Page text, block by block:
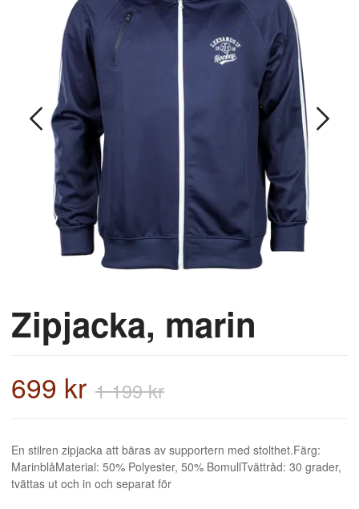
Zipjacka, marin
699 kr 1 199 kr
En stilren zipjacka att bäras av supportern med stolthet.Färg:
MarinblåMaterial: 50% Polyester, 50% BomullTvättråd: 30 grader,
tvättas ut och in och separat för